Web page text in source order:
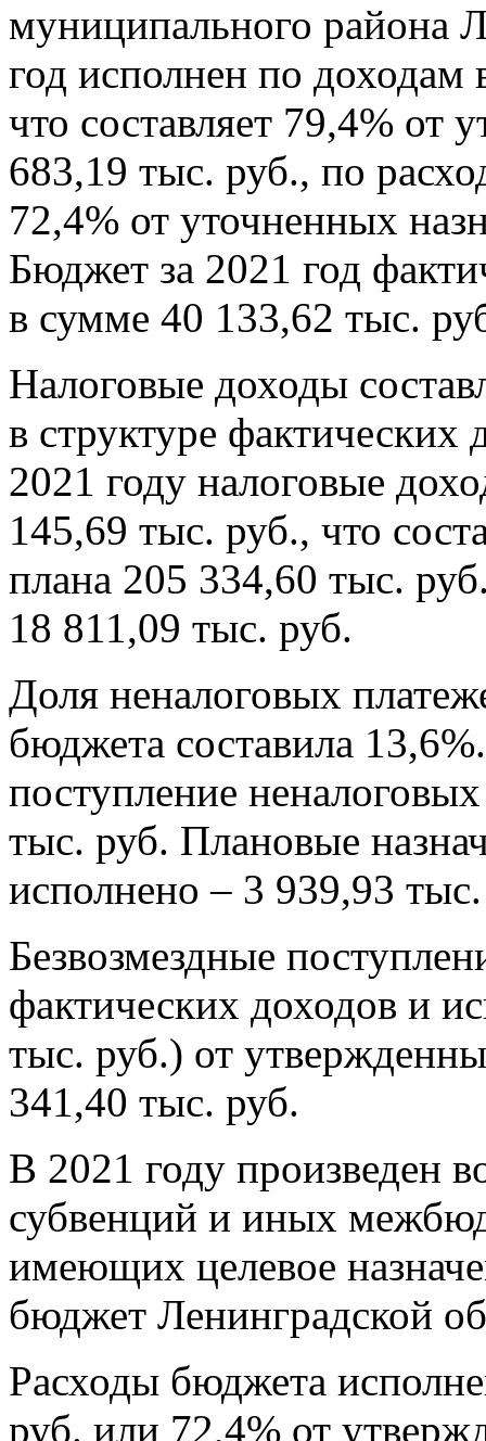
муниципального района
год исполнен по
что составляет 79,4% от
683,19 тыс. руб., по
72,4% от уточненных
Бюджет за 2021 год
в сумме 40 133,62 тыс.
Налоговые доходы
в структуре
2021 году налоговые
145,69 тыс. руб., что
плана 205 334,60 тыс.
18 811,09 тыс. руб.
Доля неналоговых
бюджета составила
поступление
тыс. руб. Плановые
исполнено – 3 939,93
Безвозмездные
фактических доходов и
тыс. руб.) от
341,40 тыс. руб.
В 2021 году произведен
субвенций и иных
имеющих целевое
бюджет Ленинградской
Расходы бюджета
руб. или 72,4% от